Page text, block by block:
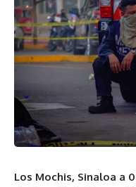
Los Mochis, Sinaloa a